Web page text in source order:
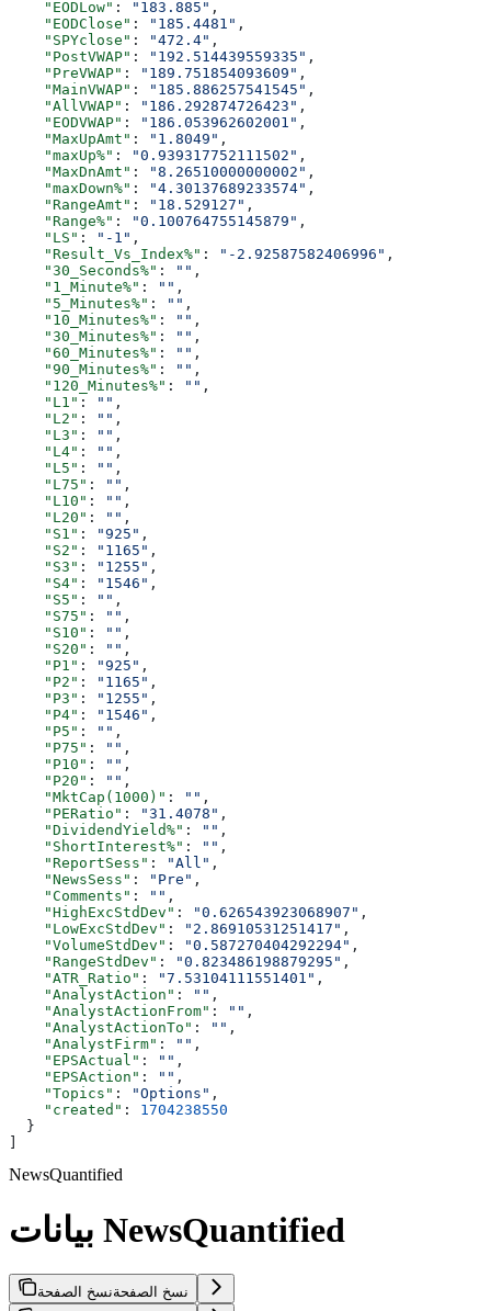
    "EODLow"
: "183.885" ,
    "EODClose"
: "185.4481" ,
    "SPYclose"
: "472.4" ,
    "PostVWAP"
: "192.514439559335" ,
    "PreVWAP"
: "189.751854093609" ,
    "MainVWAP"
: "185.886257541545" ,
    "AllVWAP"
: "186.292874726423" ,
    "EODVWAP"
: "186.053962602001" ,
    "MaxUpAmt"
: "1.8049" ,
    "maxUp%"
: "0.939317752111502" ,
    "MaxDnAmt"
: "8.26510000000002" ,
    "maxDown%"
: "4.30137689233574" ,
    "RangeAmt"
: "18.529127" ,
    "Range%"
: "0.100764755145879" ,
    "LS"
: "-1" ,
    "Result_Vs_Index%"
: "-2.92587582406996" ,
    "30_Seconds%"
: "" ,
    "1_Minute%"
: "" ,
    "5_Minutes%"
: "" ,
    "10_Minutes%"
: "" ,
    "30_Minutes%"
: "" ,
    "60_Minutes%"
: "" ,
    "90_Minutes%"
: "" ,
    "120_Minutes%"
: "" ,
    "L1"
: "" ,
    "L2"
: "" ,
    "L3"
: "" ,
    "L4"
: "" ,
    "L5"
: "" ,
    "L75"
: "" ,
    "L10"
: "" ,
    "L20"
: "" ,
    "S1"
: "925" ,
    "S2"
: "1165" ,
    "S3"
: "1255" ,
    "S4"
: "1546" ,
    "S5"
: "" ,
    "S75"
: "" ,
    "S10"
: "" ,
    "S20"
: "" ,
    "P1"
: "925" ,
    "P2"
: "1165" ,
    "P3"
: "1255" ,
    "P4"
: "1546" ,
    "P5"
: "" ,
    "P75"
: "" ,
    "P10"
: "" ,
    "P20"
: "" ,
    "MktCap(1000)"
: "" ,
    "PERatio"
: "31.4078" ,
    "DividendYield%"
: "" ,
    "ShortInterest%"
: "" ,
    "ReportSess"
: "All" ,
    "NewsSess"
: "Pre" ,
    "Comments"
: "" ,
    "HighExcStdDev"
: "0.626543923068907" ,
    "LowExcStdDev"
: "2.86910531251417" ,
    "VolumeStdDev"
: "0.587270404292294" ,
    "RangeStdDev"
: "0.823486198879295" ,
    "ATR_Ratio"
: "7.53104111551401" ,
    "AnalystAction"
: "" ,
    "AnalystActionFrom"
: "" ,
    "AnalystActionTo"
: "" ,
    "AnalystFirm"
: "" ,
    "EPSActual"
: "" ,
    "EPSAction"
: "" ,
    "Topics"
: "Options" ,
    "created"
: 1704238550
  }
NewsQuantified
بيانات NewsQuantified
نسخ الصفحةنسخ الصفحة